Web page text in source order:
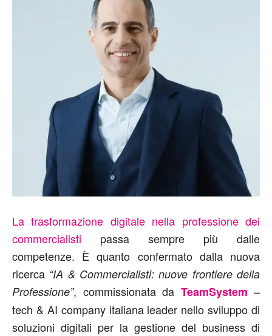
La trasformazione digitale nella professione dei
commercialisti passa sempre più dalle
competenze. È quanto confermato dalla nuova
ricerca “IA & Commercialisti: nuove frontiere della
Professione”, commissionata da TeamSystem –
tech & AI company italiana leader nello sviluppo di
soluzioni digitali per la gestione del business di